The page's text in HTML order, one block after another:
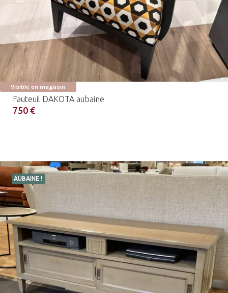
Visible en magasin
Fauteuil DAKOTA aubaine
750 €
AUBAINE !